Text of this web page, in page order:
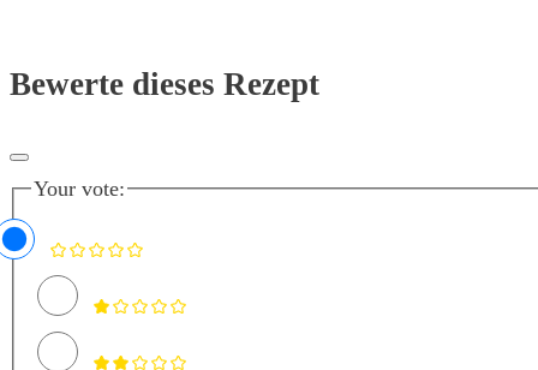
Bewerte dieses Rezept
Your vote: